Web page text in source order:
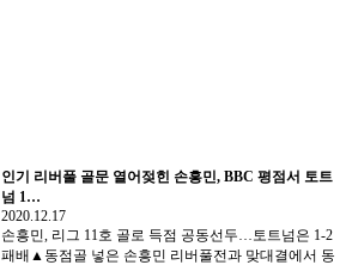
인기 리버풀 골문 열어젖힌 손흥민, BBC 평점서 토트
넘 1…
2020.12.17
손흥민, 리그 11호 골로 득점 공동선두…토트넘은 1-2
패배▲동점골 넣은 손흥민 리버풀전과 맞대결에서 동